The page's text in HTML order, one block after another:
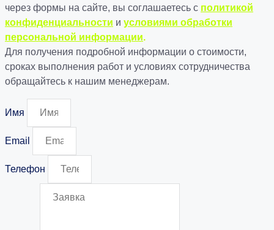
через формы на сайте, вы соглашаетесь с политикой
конфиденциальности и условиями обработки
персональной информации.
Для получения подробной информации о стоимости,
сроках выполнения работ и условиях сотрудничества
обращайтесь к нашим менеджерам.
Имя
Email
Телефон